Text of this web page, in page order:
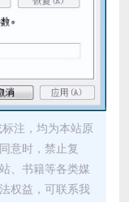
注，均为本站原
意时，禁止复
、书籍等各类媒
权益，可联系我